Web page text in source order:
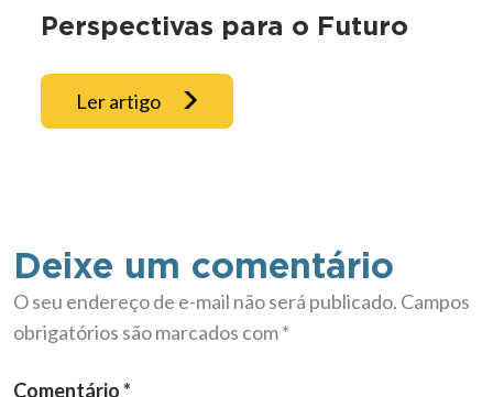
Perspectivas para o Futuro
Ler artigo
Deixe um comentário
O seu endereço de e-mail não será publicado. Campos
obrigatórios são marcados com*
Comentário*